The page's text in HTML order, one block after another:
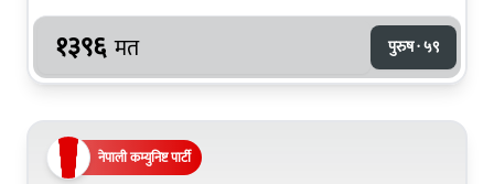
१३९६ मत पुरुष · ५९
नेपाली कम्युनिष्ट पार्टी